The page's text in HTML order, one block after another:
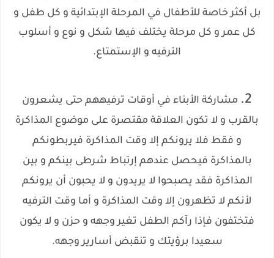
بل أكثر خاصة للأطفال في المرحلة الإبتدائية و كل طفل و
كل عمر و كل مرحلة يختلف فيها شكل و نوع و أسلوب
الترفيه و الإستمتاع.
2.
مشاركة الأبناء في أوقات ترفيههم حتى يشعرون
بالقرب و لا تكون العلاقة مقتصرة على موضوع المذاكرة
و فقط فلا يرونكم إلا وقت المذاكرة فيربطونكم
بالمذاكرة فيحصل عندهم إرتباط شرطى بينكم و بين
المذاكرة فقد يصبحوا لا يريدون و لا يحبون أن يرونكم
لأنكم لا تظهرون إلا وقت المذاكرة و أما وقت الترفيه
فتختفون فإذا رآكم الطفل تغير وجهه و حزن و لا يكون
سعيدا برؤيتك و تنقبض أسارير وجهه.